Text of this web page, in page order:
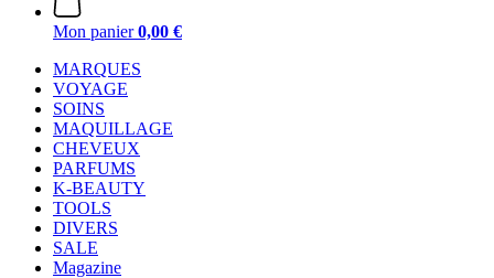
Mon panier 0,00 €
MARQUES
VOYAGE
SOINS
MAQUILLAGE
CHEVEUX
PARFUMS
K-BEAUTY
TOOLS
DIVERS
SALE
Magazine